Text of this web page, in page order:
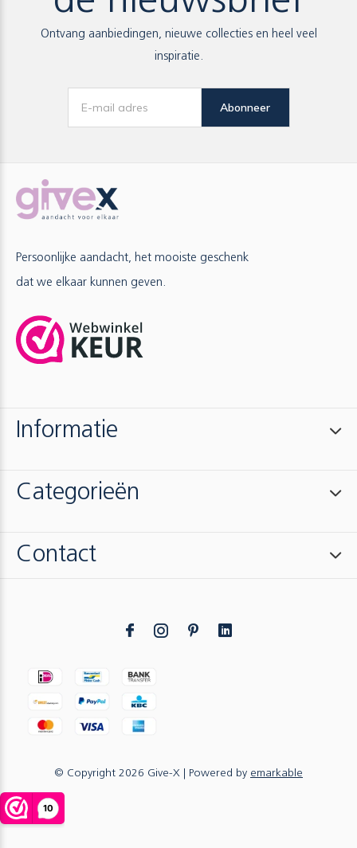
Ontvang aanbiedingen, nieuwe collecties en heel veel
inspiratie.
Abonneer
Persoonlijke aandacht, het mooiste geschenk
dat we elkaar kunnen geven.
Informatie
Categorieën
Contact
© Copyright 2026 Give-X | Powered by emarkable